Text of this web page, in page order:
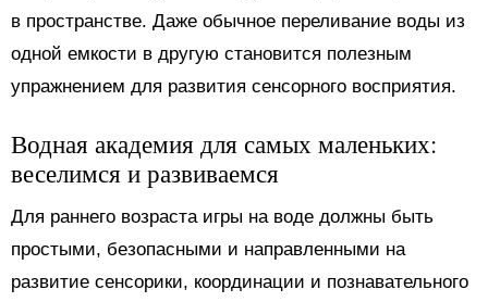
в пространстве. Даже обычное переливание воды из
одной емкости в другую становится полезным
упражнением для развития сенсорного восприятия.
Водная академия для самых маленьких:
веселимся и развиваемся
Для раннего возраста игры на воде должны быть
простыми, безопасными и направленными на
развитие сенсорики, координации и познавательного